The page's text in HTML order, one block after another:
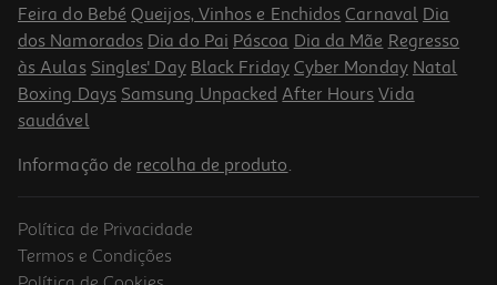
5,99 €
Feira do Bebé Queijos, Vinhos e Enchidos Carnaval Dia
dos Namorados Dia do Pai Páscoa Dia da Mãe Regresso
às Aulas Singles' Day Black Friday Cyber Monday Natal
Boxing Days Samsung Unpacked After Hours Vida
saudável
Informação de recolha de produto.
Política de Privacidade
Termos e Condições